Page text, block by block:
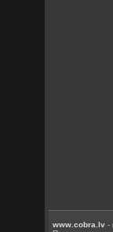
www.cobra.lv -